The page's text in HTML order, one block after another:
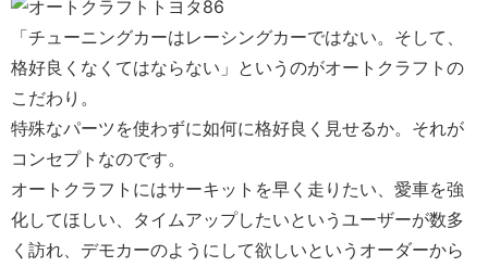
「チューニングカーはレーシングカーではない。そして、
格好良くなくてはならない」というのがオートクラフトの
こだわり。
特殊なパーツを使わずに如何に格好良く見せるか。それが
コンセプトなのです。
オートクラフトにはサーキットを早く走りたい、愛車を強
化してほしい、タイムアップしたいというユーザーが数多
く訪れ、デモカーのようにして欲しいというオーダーから